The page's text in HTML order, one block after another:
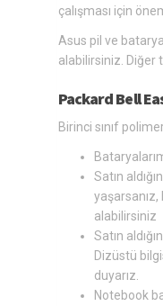
çalışması için
Asus pil ve
alabilirsiniz. Diğer
Packard Bell
Birinci sınıf
Satın
yaşarsanız,
alabilirsiniz
Satın
Dizüstü
duyarız.
Notebook